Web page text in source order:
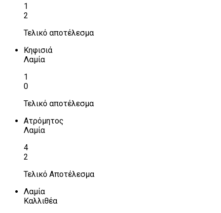
1
2
Τελικό αποτέλεσμα
Κηφισιά
Λαμία
1
0
Τελικό αποτέλεσμα
Ατρόμητος
Λαμία
4
2
Τελικό Αποτέλεσμα
Λαμία
Καλλιθέα